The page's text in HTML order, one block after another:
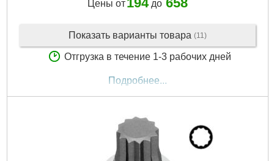
Цены от до
Показать варианты товара (11)
Отгрузка в течение 1-3 рабочих дней
Подробнее...